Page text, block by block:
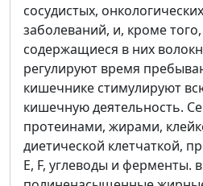
сосудистых,
заболеваний, и, кроме
содержащиеся в них
регулируют время
кишечнике стимулируют
кишечную деятельность.
протеинами, жирами,
диетической клетчаткой,
Е, F, углеводы и ферменты.